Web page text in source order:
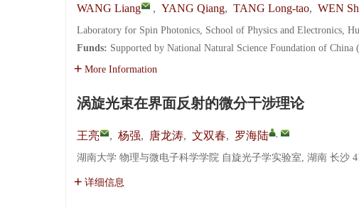
WANG Liang , YANG Qiang, TANG Long-tao, WEN
Laboratory for Spin Photonics, School of Physics and Electronics,
Funds: Supported by National Natural Science Foundation of China
More Information
涡旋光束在界面反射的微分干涉理论
王亮 , 杨强, 唐龙涛, 文双春, 罗海陆 ,
湖南大学 物理与微电子科学学院 自旋光子学实验室, 湖南 长沙
详细信息